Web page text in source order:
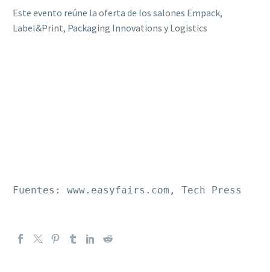
Este evento reúne la oferta de los salones Empack,
Label&Print, Packaging Innovations y Logistics
Fuentes: www.easyfairs.com, Tech Press